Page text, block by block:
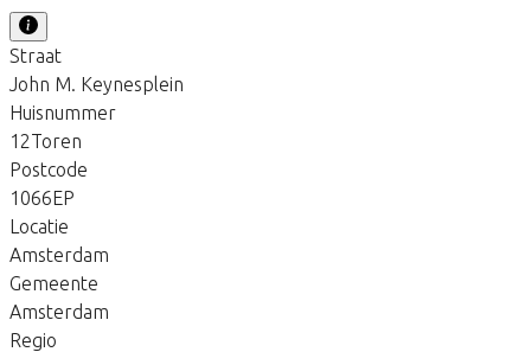
Straat
John M. Keynesplein
Huisnummer
12Toren
Postcode
1066EP
Locatie
Amsterdam
Gemeente
Amsterdam
Regio